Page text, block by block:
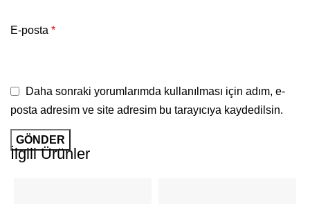
E-posta *
Daha sonraki yorumlarımda kullanılması için adım, e-
posta adresim ve site adresim bu tarayıcıya kaydedilsin.
İlgili Ürünler